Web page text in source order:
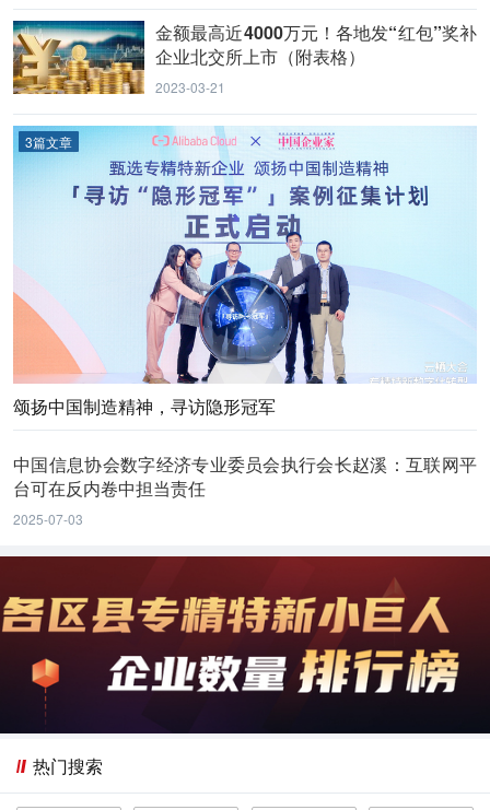
金额最高近4000万元！各地发“红包”奖补
企业北交所上市（附表格）
2023-03-21
3篇文章
颂扬中国制造精神，寻访隐形冠军
中国信息协会数字经济专业委员会执行会长赵溪：互联网平
台可在反内卷中担当责任
2025-07-03
热门搜索